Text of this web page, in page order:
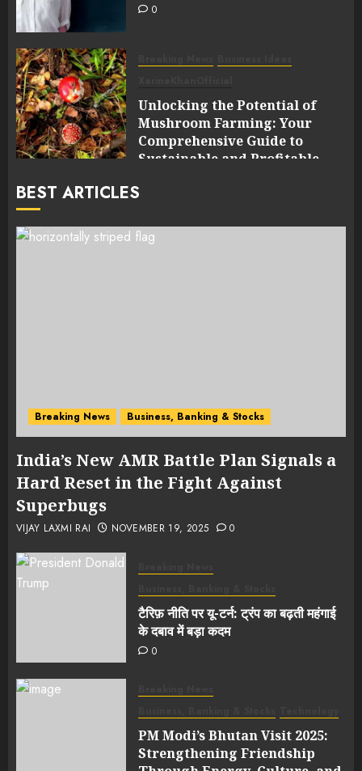
0
Unlocking the Potential of
Mushroom Farming: Your
Comprehensive Guide to
Sustainable and Profitable
BEST ARTICLES
Breaking News Business, Banking & Stocks
India’s New AMR Battle Plan Signals a
Hard Reset in the Fight Against
Superbugs
VIJAY LAXMI RAI NOVEMBER 19, 2025 0
टैरिफ़ नीति पर यू-टर्न: ट्रंप का बढ़ती महंगाई
के दबाव में बड़ा कदम
0
PM Modi’s Bhutan Visit 2025:
Strengthening Friendship